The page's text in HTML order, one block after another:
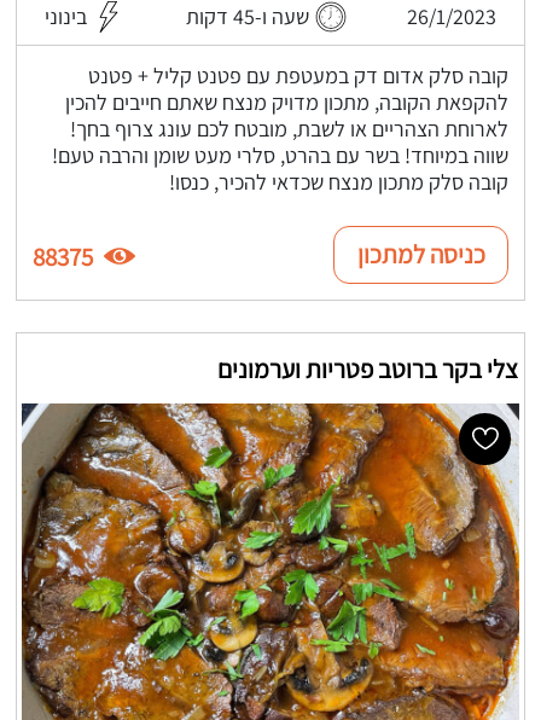
26/1/2023 שעה ו-45 דקות בינוני
קובה סלק אדום דק במעטפת עם פטנט קליל + פטנט
להקפאת הקובה, מתכון מדויק מנצח שאתם חייבים להכין
לארוחת הצהריים או לשבת, מובטח לכם עונג צרוף בחך!
שווה במיוחד! בשר עם בהרט, סלרי מעט שומן והרבה טעם!
קובה סלק מתכון מנצח שכדאי להכיר, כנסו!
כניסה למתכון 88375
צלי בקר ברוטב פטריות וערמונים